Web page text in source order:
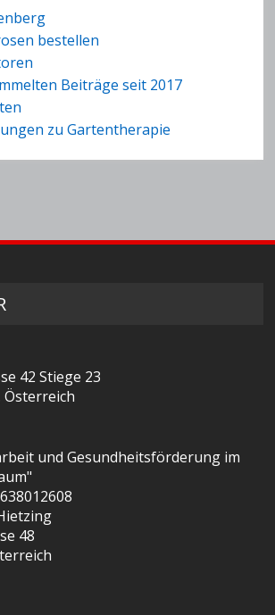
bestellen
Beiträge seit 2017
zu Gartentherapie
42 Stiege 23
Österreich
und Gesundheitsförderung im
48